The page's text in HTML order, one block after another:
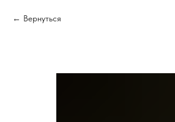
Вернуться